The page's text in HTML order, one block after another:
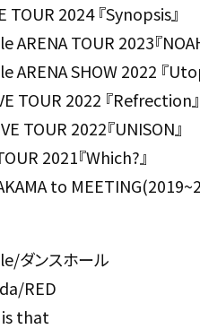
TOUR 2024 『Synopsis』
ARENA TOUR 2023『
ARENA SHOW 2022 『
TOUR 2022 『Refrection』
TOUR 2022『UNISON』
2021『Which?』
to
ダンスホール
RED
is that